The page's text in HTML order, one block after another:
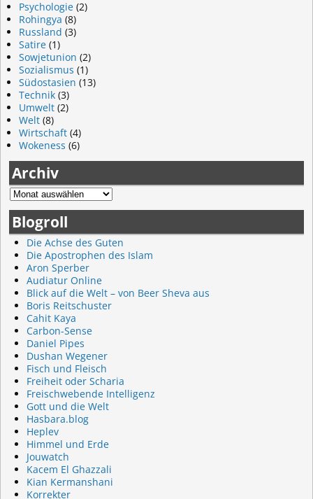
Psychologie (2)
Rohingya (8)
Russland (3)
Satire (1)
Sowjetunion (2)
Sozialismus (1)
Südostasien (13)
Technik (3)
Umwelt (2)
Welt (8)
Wirtschaft (4)
Wokeness (6)
Archiv
Blogroll
Die Achse des Guten
Die Apostrophen des Islam
Aron Sperber
Audiatur Online
Blick auf die Welt – von Beer Sheva aus
Boris Reitschuster
Cahit Kaya
Carbon-Sense
Daniel Pipes
Dushan Wegener
Fisch und Fleisch
Freiheit oder Scharia
Freischwebende Intelligenz
Gott und die Welt
Hasbara.blog
Heplev
Himmel und Erde
Jouwatch
Kacem El Ghazzali
Kian Kermanshani
Korrekter